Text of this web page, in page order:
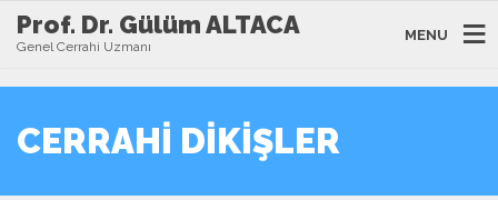
Prof. Dr. Gülüm ALTACA
Genel Cerrahi Uzmanı
MENU
CERRAHI DIKIŞLER